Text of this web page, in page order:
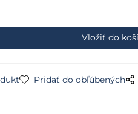
Pridať do obľúbených